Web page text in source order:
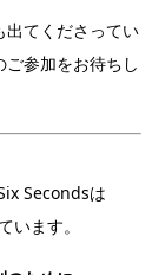
出てくださってい
参加をお待ちし
Secondsは
います。